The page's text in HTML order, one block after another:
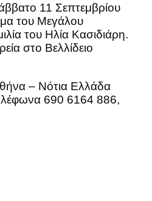
11 Σεπτεμβρίου
του Μεγάλου
του Ηλία Κασιδιάρη.
στο Βελλίδειο
– Νότια Ελλάδα
690 6164 886,